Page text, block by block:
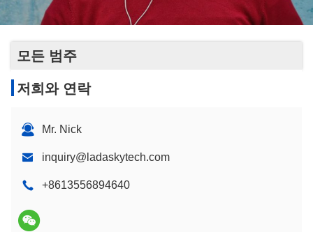
모든 범주
저희와 연락
Mr. Nick
inquiry@ladaskytech.com
+8613556894640